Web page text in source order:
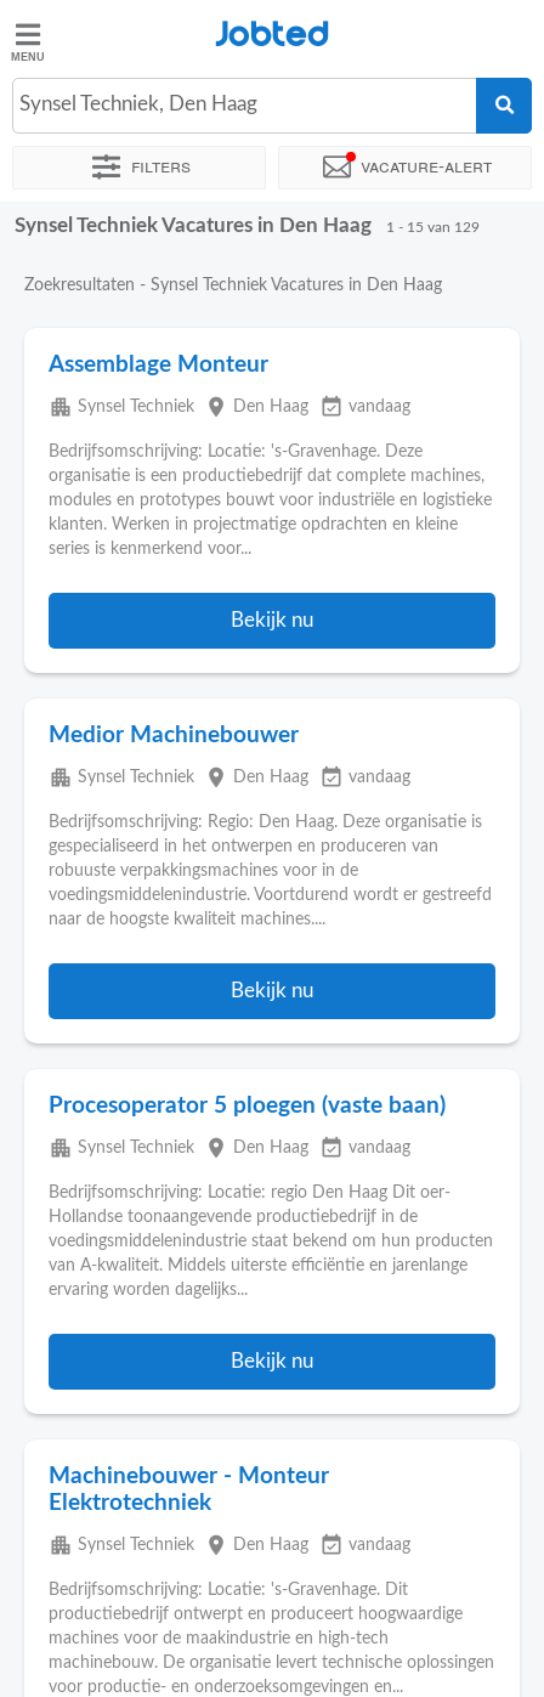
Jobted
Vacatures
Salarissen
Jobted
Synsel Techniek, Den Haag
Filters Vacature-alert
Sorteer op Exacte locatie Bedrijf Werkuren
Synsel Techniek Vacatures in Den Haag 1 - 15 van 129
Zoekresultaten - Synsel Techniek Vacatures in Den Haag
Assemblage Monteur
apartment Synsel Techniek place Den Haag event_available vandaag
Bedrijfsomschrijving: Locatie: 's-Gravenhage. Deze
organisatie is een productiebedrijf dat complete machines,
modules en prototypes bouwt voor industriële en logistieke
klanten. Werken in projectmatige opdrachten en kleine
series is kenmerkend voor...
Bekijk nu
Medior Machinebouwer
apartment Synsel Techniek place Den Haag event_available vandaag
Bedrijfsomschrijving: Regio: Den Haag. Deze organisatie is
gespecialiseerd in het ontwerpen en produceren van
robuuste verpakkingsmachines voor in de
voedingsmiddelenindustrie. Voortdurend wordt er gestreefd
naar de hoogste kwaliteit machines....
Bekijk nu
Procesoperator 5 ploegen (vaste baan)
apartment Synsel Techniek place Den Haag event_available vandaag
Bedrijfsomschrijving: Locatie: regio Den Haag Dit oer-
Hollandse toonaangevende productiebedrijf in de
voedingsmiddelenindustrie staat bekend om hun producten
van A-kwaliteit. Middels uiterste efficiëntie en jarenlange
ervaring worden dagelijks...
Bekijk nu
Machinebouwer - Monteur
Elektrotechniek
apartment Synsel Techniek place Den Haag event_available vandaag
Bedrijfsomschrijving: Locatie: 's-Gravenhage. Dit
productiebedrijf ontwerpt en produceert hoogwaardige
machines voor de maakindustrie en high-tech
machinebouw. De organisatie levert technische oplossingen
voor productie- en onderzoeksomgevingen en...